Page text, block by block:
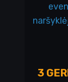
3